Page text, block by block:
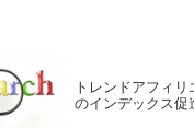
トレンドアフィ
のインデックス促